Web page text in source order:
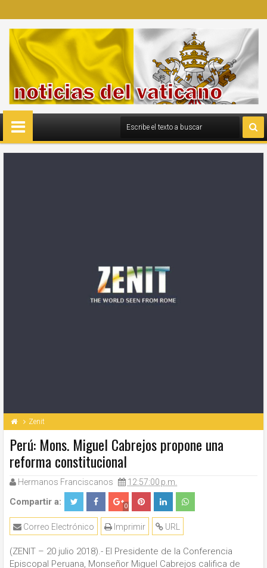
Zenit
Perú: Mons. Miguel Cabrejos propone una
reforma constitucional
Hermanos Franciscanos 12:57:00 p.m.
Compartir a: 0
URL
Imprimir
Correo Electrónico
(ZENIT – 20 julio 2018).- El Presidente de la Conferencia
Episcopal Peruana, Monseñor Miguel Cabrejos califica de